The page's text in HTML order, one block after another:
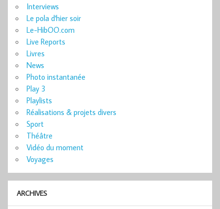
Interviews
Le pola d'hier soir
Le-HibOO.com
Live Reports
Livres
News
Photo instantanée
Play 3
Playlists
Réalisations & projets divers
Sport
Théâtre
Vidéo du moment
Voyages
ARCHIVES